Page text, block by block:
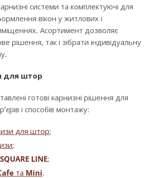
системи та комплектуючі для
вікон у житлових і
Асортимент дозволяє
рішення, так і зібрати індивідуальну
для штор
готові карнизні рішення для
і способів монтажу:
для штор;
;
SQUARE LINE;
та Mini.